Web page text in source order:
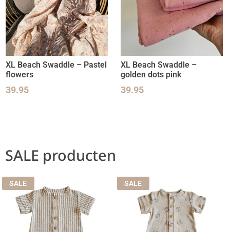
XL Beach Swaddle – Pastel
flowers
39.95
XL Beach Swaddle –
golden dots pink
39.95
SALE producten
SALE SALE